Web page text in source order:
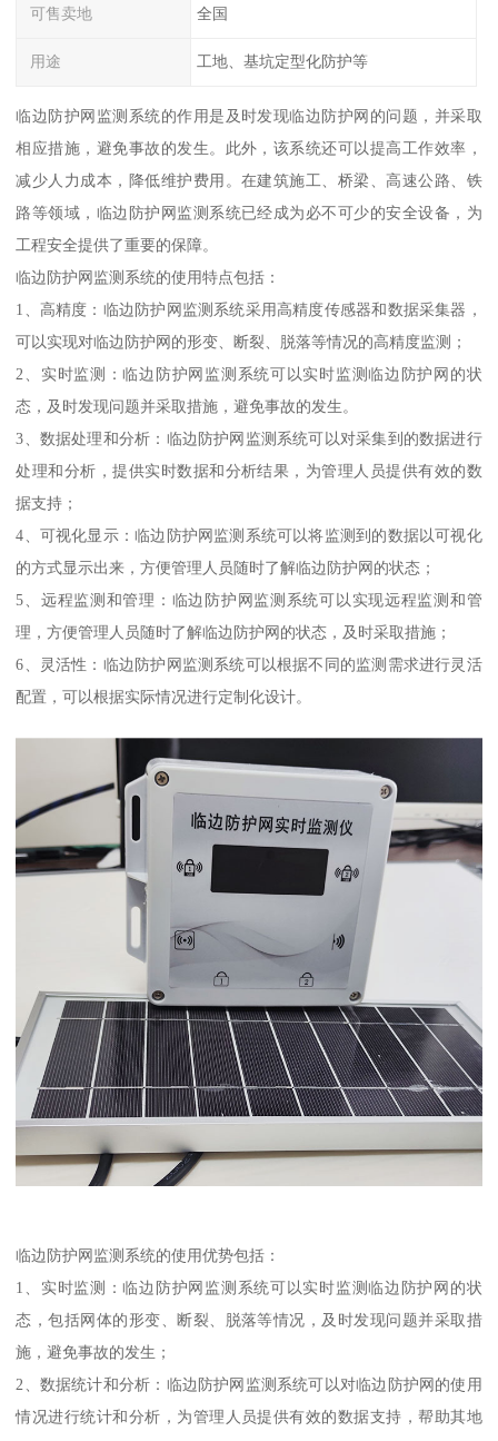
可售卖地 全国
用途 工地、基坑定型化防护等
临边防护网监测系统的作用是及时发现临边防护网的问题，并采取
相应措施，避免事故的发生。此外，该系统还可以提高工作效率，
减少人力成本，降低维护费用。在建筑施工、桥梁、高速公路、铁
路等领域，临边防护网监测系统已经成为必不可少的安全设备，为
工程安全提供了重要的保障。
临边防护网监测系统的使用特点包括：
1、高精度：临边防护网监测系统采用高精度传感器和数据采集器，
可以实现对临边防护网的形变、断裂、脱落等情况的高精度监测；
2、实时监测：临边防护网监测系统可以实时监测临边防护网的状
态，及时发现问题并采取措施，避免事故的发生。
3、数据处理和分析：临边防护网监测系统可以对采集到的数据进行
处理和分析，提供实时数据和分析结果，为管理人员提供有效的数
据支持；
4、可视化显示：临边防护网监测系统可以将监测到的数据以可视化
的方式显示出来，方便管理人员随时了解临边防护网的状态；
5、远程监测和管理：临边防护网监测系统可以实现远程监测和管
理，方便管理人员随时了解临边防护网的状态，及时采取措施；
6、灵活性：临边防护网监测系统可以根据不同的监测需求进行灵活
配置，可以根据实际情况进行定制化设计。
临边防护网监测系统的使用优势包括：
1、实时监测：临边防护网监测系统可以实时监测临边防护网的状
态，包括网体的形变、断裂、脱落等情况，及时发现问题并采取措
施，避免事故的发生；
2、数据统计和分析：临边防护网监测系统可以对临边防护网的使用
情况进行统计和分析，为管理人员提供有效的数据支持，帮助其地